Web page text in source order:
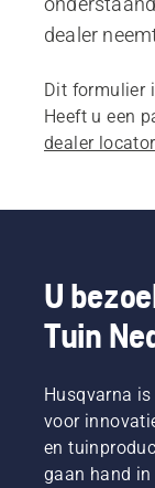
dealer
Dit formulier
Heeft u een
dealer locator
U
Tuin
Husqvarna
voor
en
gaan hand